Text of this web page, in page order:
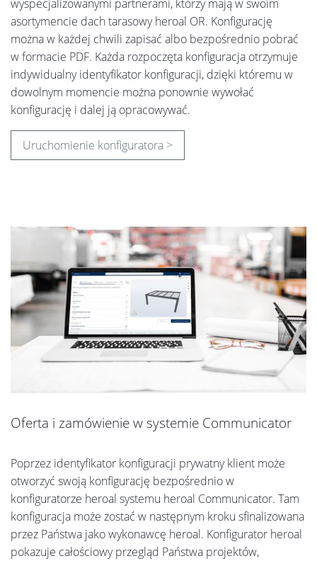
wyspecjalizowanymi partnerami, którzy mają w swoim
asortymencie dach tarasowy heroal OR. Konfigurację
można w każdej chwili zapisać albo bezpośrednio pobrać
w formacie PDF. Każda rozpoczęta konfiguracja otrzymuje
indywidualny identyfikator konfiguracji, dzięki któremu w
dowolnym momencie można ponownie wywołać
konfigurację i dalej ją opracowywać.
Uruchomienie konfiguratora >
Oferta i zamówienie w systemie Communicator
Poprzez identyfikator konfiguracji prywatny klient może
otworzyć swoją konfigurację bezpośrednio w
konfiguratorze heroal systemu heroal Communicator. Tam
konfiguracja może zostać w następnym kroku sfinalizowana
przez Państwa jako wykonawcę heroal. Konfigurator heroal
pokazuje całościowy przegląd Państwa projektów,